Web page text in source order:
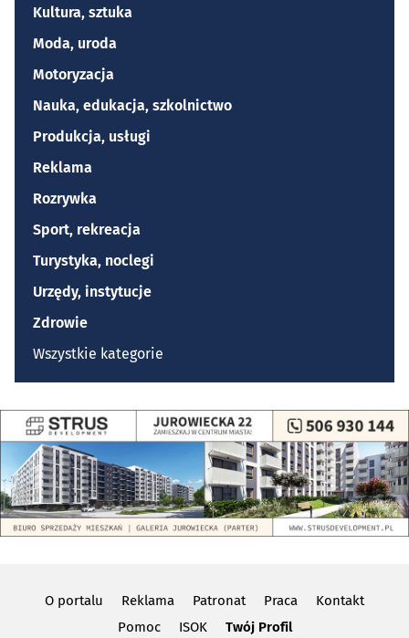
Kultura, sztuka
Moda, uroda
Motoryzacja
Nauka, edukacja, szkolnictwo
Produkcja, usługi
Reklama
Rozrywka
Sport, rekreacja
Turystyka, noclegi
Urzędy, instytucje
Zdrowie
Wszystkie kategorie
O portalu Reklama Patronat Praca
Kontakt
Pomoc
ISOK Twój Profil